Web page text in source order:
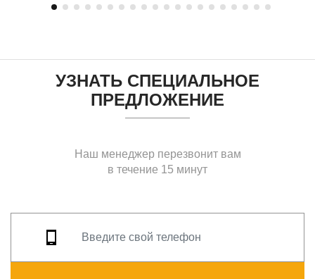
УЗНАТЬ СПЕЦИАЛЬНОЕ
ПРЕДЛОЖЕНИЕ
Наш менеджер перезвонит вам
в течение 15 минут